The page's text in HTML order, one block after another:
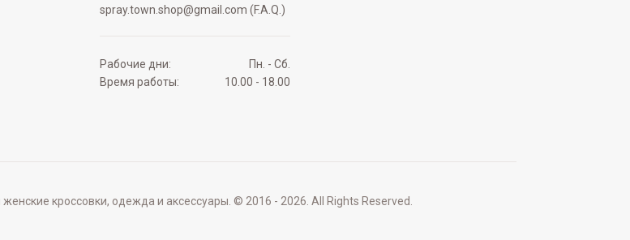
spray.town.shop@gmail.com (F.A.Q.)
Рабочие дни:
Пн. - Сб.
Время работы:
10.00 - 18.00
кроссовки, одежда и аксессуары. © 2016 - 2026. All Rights Reserved.